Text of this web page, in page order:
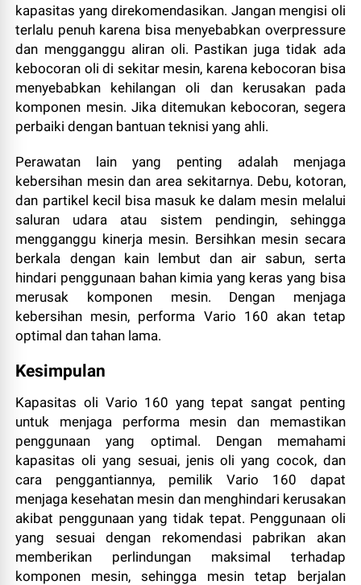
kapasitas yang direkomendasikan. Jangan mengisi oli
terlalu penuh karena bisa menyebabkan overpressure
dan mengganggu aliran oli. Pastikan juga tidak ada
kebocoran oli di sekitar mesin, karena kebocoran bisa
menyebabkan kehilangan oli dan kerusakan pada
komponen mesin. Jika ditemukan kebocoran, segera
perbaiki dengan bantuan teknisi yang ahli.
Perawatan lain yang penting adalah menjaga
kebersihan mesin dan area sekitarnya. Debu, kotoran,
dan partikel kecil bisa masuk ke dalam mesin melalui
saluran udara atau sistem pendingin, sehingga
mengganggu kinerja mesin. Bersihkan mesin secara
berkala dengan kain lembut dan air sabun, serta
hindari penggunaan bahan kimia yang keras yang bisa
merusak komponen mesin. Dengan menjaga
kebersihan mesin, performa Vario 160 akan tetap
optimal dan tahan lama.
Kesimpulan
Kapasitas oli Vario 160 yang tepat sangat penting
untuk menjaga performa mesin dan memastikan
penggunaan yang optimal. Dengan memahami
kapasitas oli yang sesuai, jenis oli yang cocok, dan
cara penggantiannya, pemilik Vario 160 dapat
menjaga kesehatan mesin dan menghindari kerusakan
akibat penggunaan yang tidak tepat. Penggunaan oli
yang sesuai dengan rekomendasi pabrikan akan
memberikan perlindungan maksimal terhadap
komponen mesin, sehingga mesin tetap berjalan